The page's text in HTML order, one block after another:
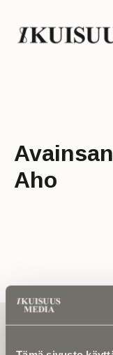
Aho
Tilaa uutiskirje